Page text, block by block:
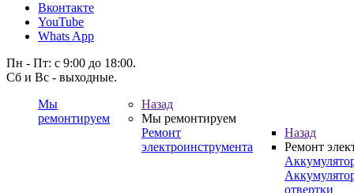
Вконтакте
YouTube
Whats App
Пн - Пт: с 9:00 до 18:00.
Сб и Вс - выходные.
Мы
ремонтируем
Назад
Мы ремонтируем
Ремонт
электроинструмента
Назад
Ремонт
отвертки